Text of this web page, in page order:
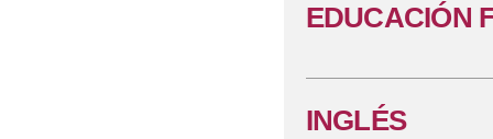
EDUCACIÓN
INGLÉS